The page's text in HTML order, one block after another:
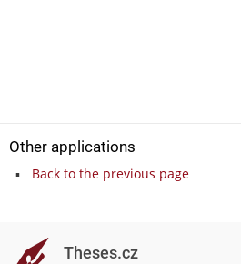
Other applications
Back to the previous page
Theses.cz